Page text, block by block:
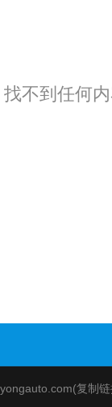
找不到任何
复制